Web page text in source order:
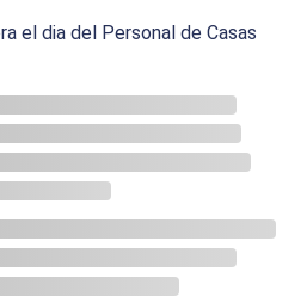
el dia del Personal de Casas